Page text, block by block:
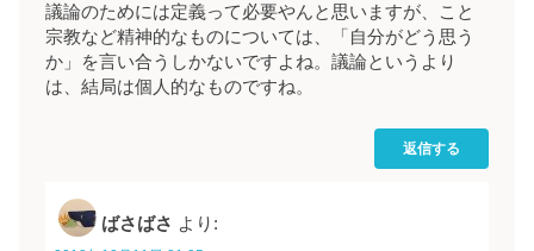
議論のためには定義って必要やんと思いますが、こと
宗教など精神的なものについては、「自分がどう思う
か」を言い合うしかないですよね。議論というより
は、結局は個人的なものですね。
返信する
ばさばさ より: